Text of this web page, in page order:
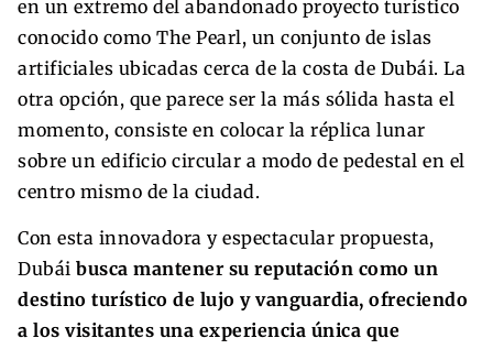
en un extremo del abandonado proyecto turístico
conocido como The Pearl, un conjunto de islas
artificiales ubicadas cerca de la costa de Dubái. La
otra opción, que parece ser la más sólida hasta el
momento, consiste en colocar la réplica lunar
sobre un edificio circular a modo de pedestal en el
centro mismo de la ciudad.
Con esta innovadora y espectacular propuesta,
Dubái busca mantener su reputación como un
destino turístico de lujo y vanguardia, ofreciendo
a los visitantes una experiencia única que